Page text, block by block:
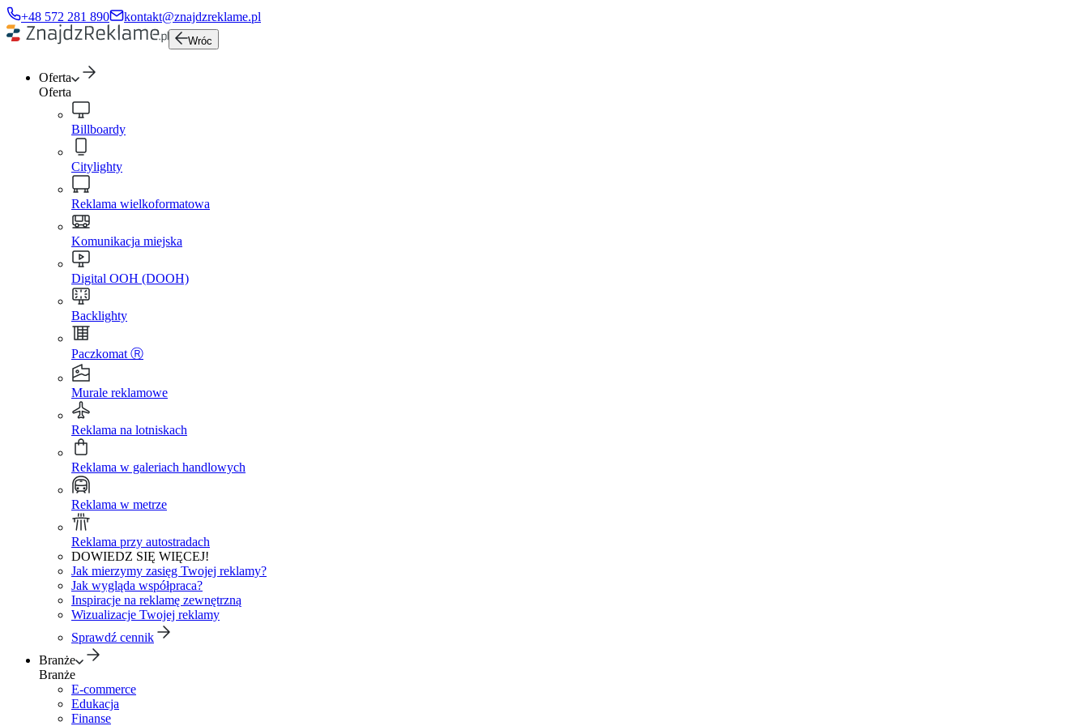
+48 572 281 890 kontakt@znajdzreklame.pl
Wróc
Oferta
Oferta
Billboardy
Citylighty
Reklama wielkoformatowa
Komunikacja miejska
Digital OOH (DOOH)
Backlighty
Paczkomat Ⓡ
Murale reklamowe
Reklama na lotniskach
Reklama w galeriach handlowych
Reklama w metrze
Reklama przy autostradach
DOWIEDZ SIĘ WIĘCEJ!
Jak mierzymy zasięg Twojej reklamy?
Jak wygląda współpraca?
Inspiracje na reklamę zewnętrzną
Wizualizacje Twojej reklamy
Sprawdź cennik
Branże
Branże
E-commerce
Edukacja
Finanse